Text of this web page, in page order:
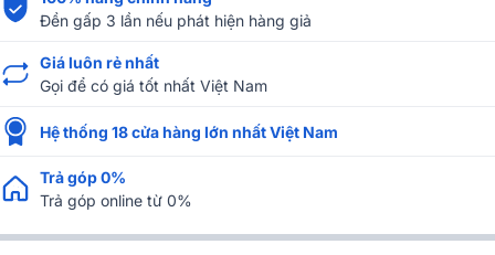
Đền gấp 3 lần nếu phát hiện hàng giả
Giá luôn rẻ nhất
Gọi để có giá tốt nhất Việt Nam
Hệ thống 18 cửa hàng lớn nhất Việt Nam
Trả góp 0%
Trả góp online từ 0%